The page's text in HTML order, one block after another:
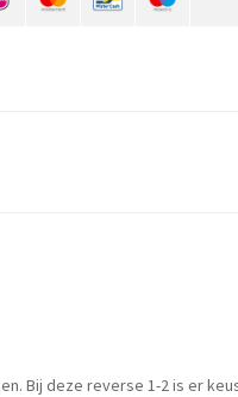
Bij deze reverse 1-2 is er